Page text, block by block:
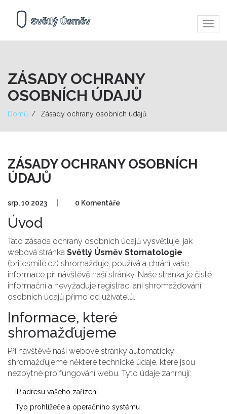
ZÁSADY OCHRANY
OSOBNÍCH ÚDAJŮ
Domů Zásady ochrany osobních údajů
ZÁSADY OCHRANY OSOBNÍCH
ÚDAJŮ
srp, 10 2023 0 Komentáře
Úvod
Tato zásada ochrany osobních údajů vysvětluje, jak
webová stránka Světlý Úsměv Stomatologie
(britesmile.cz) shromažďuje, používá a chrání vaše
informace při návštěvě naší stránky. Naše stránka je čistě
informační a nevyžaduje registraci ani shromažďování
osobních údajů přímo od uživatelů.
Informace, které
shromažďujeme
Při návštěvě naší webové stránky automaticky
shromažďujeme některé technické údaje, které jsou
nezbytné pro fungování webu. Tyto údaje zahrnují:
IP adresu vašeho zařízení
Typ prohlížeče a operačního systému